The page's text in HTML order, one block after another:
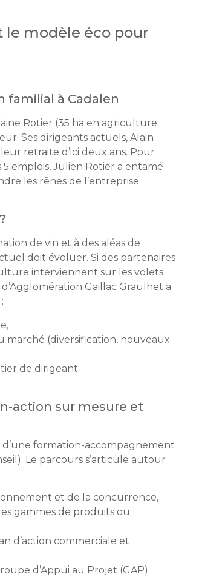
le modèle éco pour
familial à Cadalen
Rotier (35 ha en agriculture
Ses dirigeants actuels, Alain
retraite d’ici deux ans. Pour
emplois, Julien Rotier a entamé
les rênes de l’entreprise
de vin et à des aléas de
doit évoluer. Si des partenaires
interviennent sur les volets
Gaillac Graulhet a
marché (diversification, nouveaux
de dirigeant.
action sur mesure et
formation-accompagnement
Le parcours s’articule autour
et de la concurrence,
gammes de produits ou
d’action commerciale et
d’Appui au Projet (GAP)